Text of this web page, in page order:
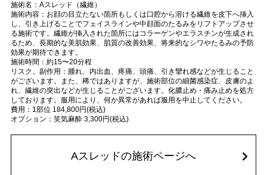
施術名：Aスレッド（繊維）
施術内容：お顔の目立たない箇所もしくは口腔から溶ける繊維を皮下へ挿入
し、引き上げることでフェイスラインや中顔面のたるみをリフトアップさせ
る施術です。繊維が挿入された箇所にはコラーゲンやエラスチンが生成され
るため、長期的な美肌効果、肌質の改善効果、将来的なシワやたるみの予防
効果が期待できます。
施術時間：約15〜20分程
リスク、副作用：腫れ、内出血、疼痛、頭痛、引き攣れ感などが生じること
がございます。また、稀ではありますが、施術部位の細菌感染症、皮膚のよ
れ、繊維の突出などが生じることがございます。化膿止め・痛み止めを処方
しております。服用により、何か異常があれば服用を中止してください。
費用：1部位 184,800円(税込)
オプション：笑気麻酔 3,300円(税込)
Aスレッドの施術ページへ